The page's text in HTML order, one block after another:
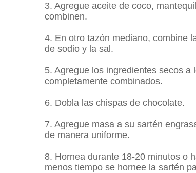
3. Agregue aceite de coco,
combinen.
4. En otro tazón mediano, combine
de sodio y la sal.
5. Agregue los ingredientes secos
completamente combinados.
6. Dobla las chispas de chocolate.
7. Agregue masa a su sartén
de manera uniforme.
8. Hornea durante 18-20 minutos o
menos tiempo se hornee la sartén